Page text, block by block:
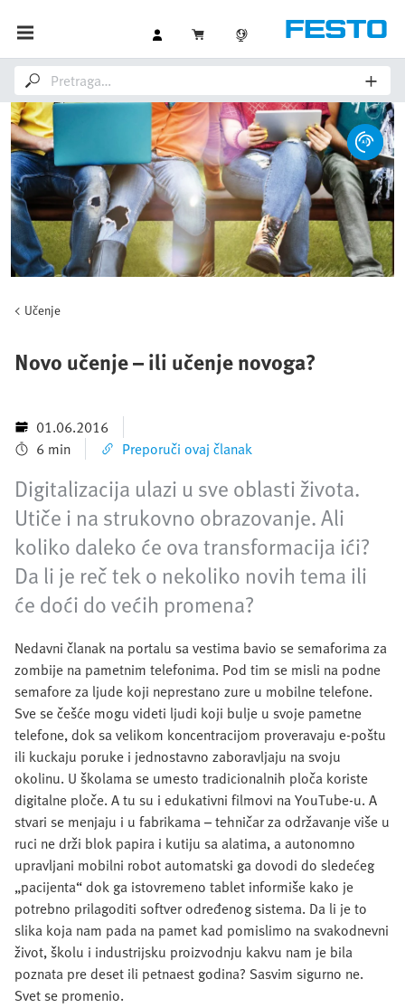
Učenje
Novo učenje – ili učenje novoga?
01.06.2016
6 min
Preporuči ovaj članak
Digitalizacija ulazi u sve oblasti života.
Utiče i na strukovno obrazovanje. Ali
koliko daleko će ova transformacija ići?
Da li je reč tek o nekoliko novih tema ili
će doći do većih promena?
Nedavni članak na portalu sa vestima bavio se semaforima za
zombije na pametnim telefonima. Pod tim se misli na podne
semafore za ljude koji neprestano zure u mobilne telefone.
Sve se češće mogu videti ljudi koji bulje u svoje pametne
telefone, dok sa velikom koncentracijom proveravaju e-poštu
ili kuckaju poruke i jednostavno zaboravljaju na svoju
okolinu. U školama se umesto tradicionalnih ploča koriste
digitalne ploče. A tu su i edukativni filmovi na YouTube-u. A
stvari se menjaju i u fabrikama – tehničar za održavanje više u
ruci ne drži blok papira i kutiju sa alatima, a autonomno
upravljani mobilni robot automatski ga dovodi do sledećeg
„pacijenta“ dok ga istovremeno tablet informiše kako je
potrebno prilagoditi softver određenog sistema. Da li je to
slika koja nam pada na pamet kad pomislimo na svakodnevni
život, školu i industrijsku proizvodnju kakvu nam je bila
poznata pre deset ili petnaest godina? Sasvim sigurno ne.
Svet se promenio.